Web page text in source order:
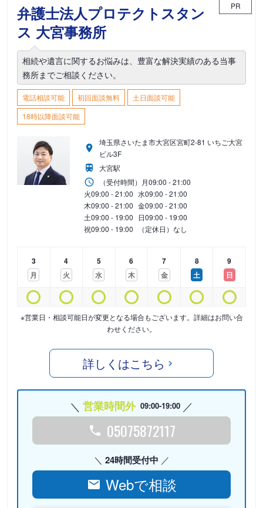
弁護士法人プロテクトスタン
ス 大宮事務所
PR
相続や遺言に関するお悩みは、豊富な解決実績のある当事
務所までご相談ください。
電話相談可能 初回面談無料
土日面談可能
18時以降面談可能
埼玉県さいたま市大宮区宮町2-81 いちご大宮
ビル3F
大宮駅
（受付時間） 月09:00 - 21:00
火09:00 - 21:00 水09:00 - 21:00
木09:00 - 21:00 金09:00 - 21:00
土09:00 - 19:00 日09:00 - 19:00
祝09:00 - 19:00 （定休日）なし
3
月
4
火
5
水
6
木
7
金
8
土
9
日
※営業日・相談可能日が変更となる場合もございます。詳細はお問い合
わせください。
詳しくはこちら
営業時間外 09:00-19:00
05075872117
24時間受付中
Webで相談